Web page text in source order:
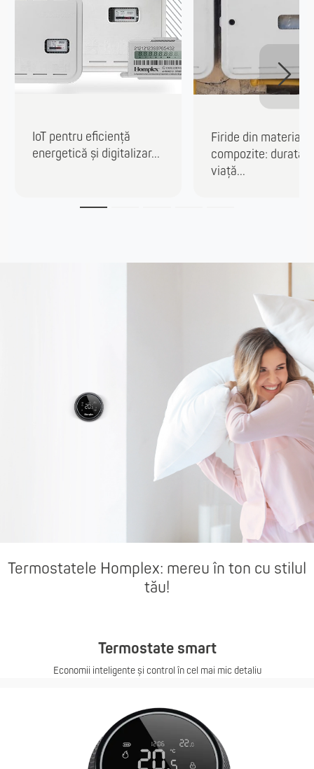
IoT pentru eficiență
energetică și digitalizar...
Firide din materiale
compozite: durată
viață...
Termostatele Homplex: mereu în ton cu stilul
tău!
Termostate smart
Economii inteligente și control în cel mai mic detaliu